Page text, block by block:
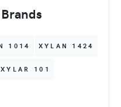
1014 XYLAN 1424
XYLAR 101